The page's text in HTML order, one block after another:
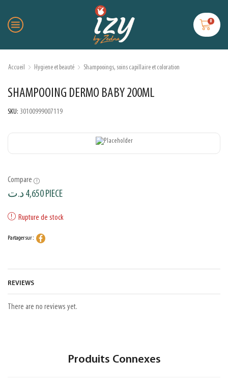
0
Accueil Hygiene et beauté Shampooings, soins capillaire et coloration
SHAMPOOING DERMO BABY 200ML
SKU: 30100999007119
Compare
4,650د.ت PIECE
Rupture de stock
Partager sur :
REVIEWS
There are no reviews yet.
Produits Connexes